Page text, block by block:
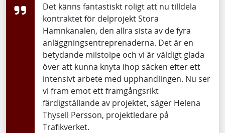
–
Det känns fantastiskt roligt att nu tilldela
kontraktet för delprojekt Stora
Hamnkanalen, den allra sista av de fyra
anläggningsentreprenaderna. Det är en
betydande milstolpe och vi är väldigt glada
över att kunna knyta ihop säcken efter ett
intensivt arbete med upphandlingen. Nu ser
vi fram emot ett framgångsrikt
färdigställande av projektet, säger Helena
Thysell Persson, projektledare på
Trafikverket.